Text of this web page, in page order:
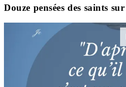
Douze pensées des saints